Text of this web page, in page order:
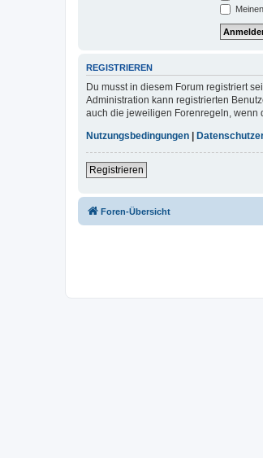
REGISTRIEREN
Du musst in diesem Forum registriert
Administration kann registrierten
auch die jeweiligen Forenregeln, wenn
Nutzungsbedingungen |
Registrieren
Foren-Übersicht